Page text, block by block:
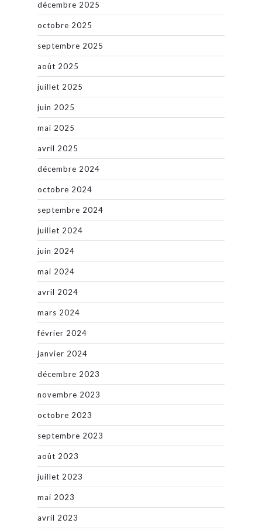
décembre 2025
octobre 2025
septembre 2025
août 2025
juillet 2025
juin 2025
mai 2025
avril 2025
décembre 2024
octobre 2024
septembre 2024
juillet 2024
juin 2024
mai 2024
avril 2024
mars 2024
février 2024
janvier 2024
décembre 2023
novembre 2023
octobre 2023
septembre 2023
août 2023
juillet 2023
mai 2023
avril 2023